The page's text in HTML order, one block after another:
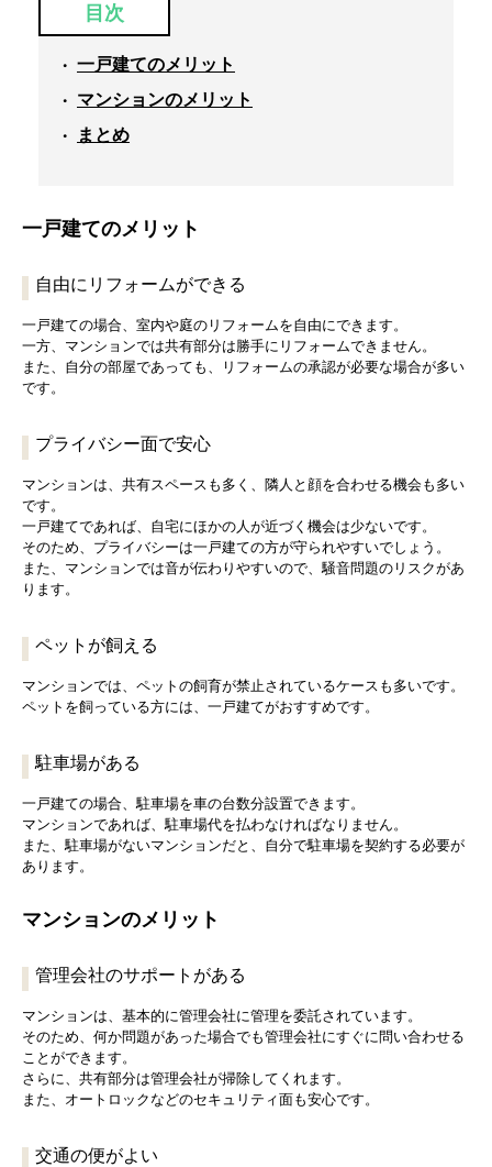
目次
一戸建てのメリット
マンションのメリット
まとめ
一戸建てのメリット
自由にリフォームができる
一戸建ての場合、室内や庭のリフォームを自由にできます。
一方、マンションでは共有部分は勝手にリフォームできません。
また、自分の部屋であっても、リフォームの承認が必要な場合が多い
です。
プライバシー面で安心
マンションは、共有スペースも多く、隣人と顔を合わせる機会も多い
です。
一戸建てであれば、自宅にほかの人が近づく機会は少ないです。
そのため、プライバシーは一戸建ての方が守られやすいでしょう。
また、マンションでは音が伝わりやすいので、騒音問題のリスクがあ
ります。
ペットが飼える
マンションでは、ペットの飼育が禁止されているケースも多いです。
ペットを飼っている方には、一戸建てがおすすめです。
駐車場がある
一戸建ての場合、駐車場を車の台数分設置できます。
マンションであれば、駐車場代を払わなければなりません。
また、駐車場がないマンションだと、自分で駐車場を契約する必要が
あります。
マンションのメリット
管理会社のサポートがある
マンションは、基本的に管理会社に管理を委託されています。
そのため、何か問題があった場合でも管理会社にすぐに問い合わせる
ことができます。
さらに、共有部分は管理会社が掃除してくれます。
また、オートロックなどのセキュリティ面も安心です。
交通の便がよい